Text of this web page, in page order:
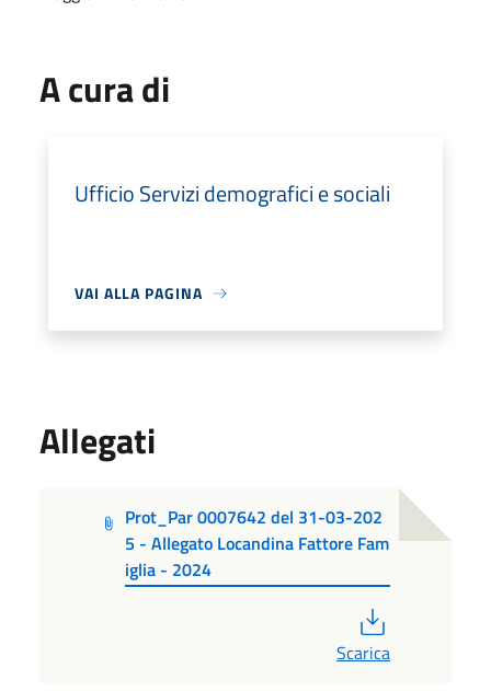
A cura di
Ufficio Servizi demografici e sociali
VAI ALLA PAGINA
Allegati
Prot_Par 0007642 del 31-03-202
5 - Allegato Locandina Fattore Fam
iglia - 2024
Scarica